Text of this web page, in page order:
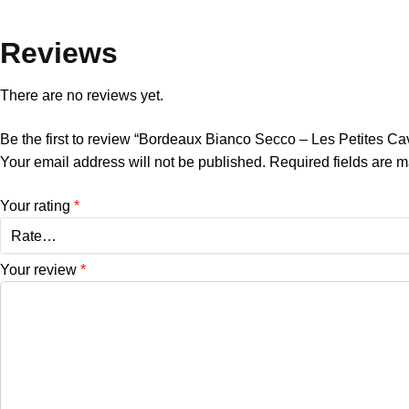
Reviews
There are no reviews yet.
Be the first to review “Bordeaux Bianco Secco – Les Petites
Your email address will not be published. Required fields are
Your rating *
Your review *